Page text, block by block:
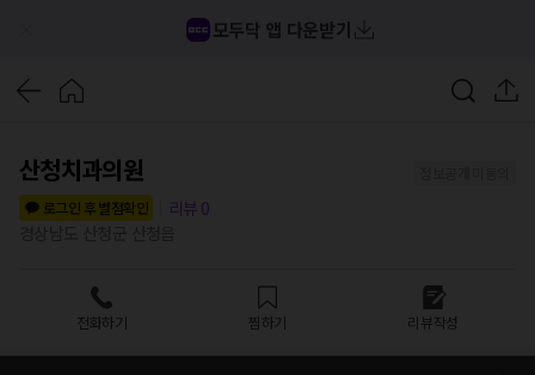
모두닥 앱 다운받기
산청치과의원
로그인 후 별점확인
리뷰 0
전화하기 찜하기 리뷰작성